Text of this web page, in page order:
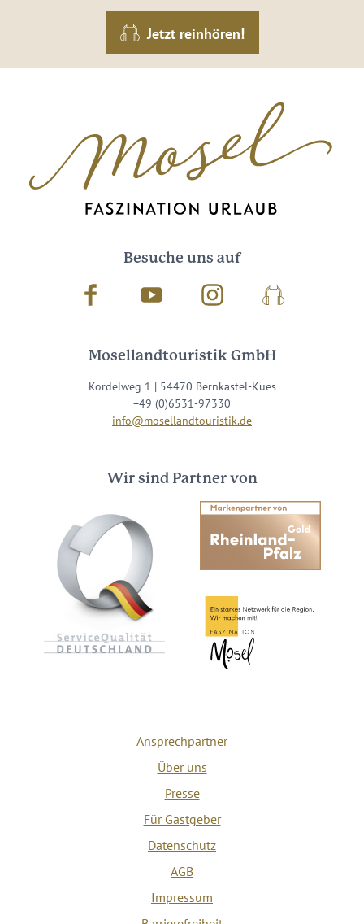
Jetzt reinhören!
Besuche uns auf
Facebook Youtube InstagramPodcast
Mosellandtouristik GmbH
Kordelweg 1 | 54470 Bernkastel-Kues
+49 (0)6531-97330
info@mosellandtouristik.de
Wir sind Partner von
Ansprechpartner
Über uns
Presse
Für Gastgeber
Datenschutz
AGB
Impressum